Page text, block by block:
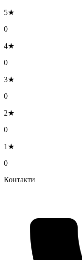
5★
0
4★
0
3★
0
2★
0
1★
0
Контакти